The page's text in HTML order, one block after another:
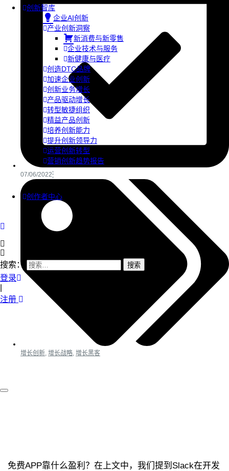
创新智库
企业AI创新
产业创新洞察
新消费与新零售
企业技术与服务
新健康与医疗
创造DTC品牌
加速企业创新
创新业务增长
产品驱动增长
转型敏捷组织
精益产品创新
培养创新能力
提升创新领导力
运营创新转型
营销创新趋势报告
创作者中心
搜索：
登录
注册
07/06/2022
增长创新 增长战略 增长黑客
免费APP靠什么盈利？在上文中，我们提到Slack在开发